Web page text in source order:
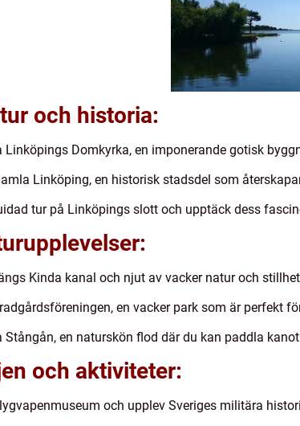
och historia:
Linköpings Domkyrka, en imponerande gotisk
Linköping, en historisk stadsdel som
tur på Linköpings slott och upptäck dess
Kinda kanal och njut av vacker natur och
en vacker park som är perfekt
Stångån, en naturskön flod där du kan paddla
och aktiviteter:
och upplev Sveriges militära